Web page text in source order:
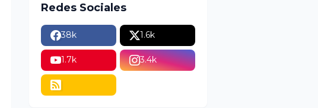
Redes Sociales
38k 1.6k
1.7k 3.4k